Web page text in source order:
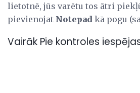
lietotnē, jūs varētu tos ātri
pievienojat Notepad kā pogu
Vairāk Pie kontroles